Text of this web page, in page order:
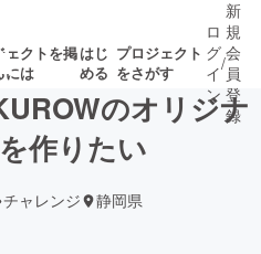
ェクトを掲
には
はじ
める
プロジェクト
をさがす
ロジェクト
ロ
グ
イ
ン
/
新
規
会
員
登
録
のオリジナ
作りたい
チャレンジ 静岡県